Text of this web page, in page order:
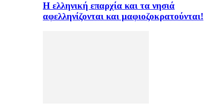
H ελληνική επαρχία και τα νησιά
αφελληνίζονται και μαφιοζοκρατούνται!